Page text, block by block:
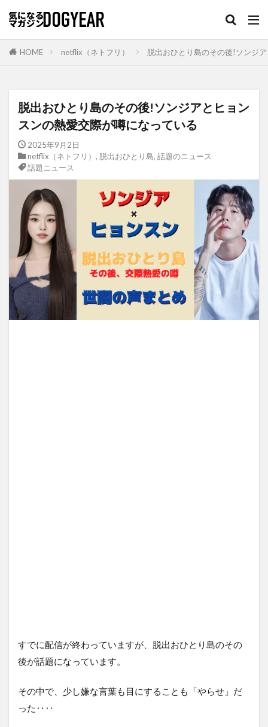
HOME netflix（ネトフリ） 脱出おひとり島のその後!ソンジ
脱出おひとり島のその後!ソンジアとヒョン
スンの熱愛交際が噂になっている
2025年9月2日
netflix（ネトフリ） , 脱出おひとり島, 話題のニュース
話題ニュース
すでに配信が終わっていますが、脱出おひとり島のその
後が話題になっています。
その中で、少し嫌な言葉も目にすることも「やらせ」だ
った‥‥